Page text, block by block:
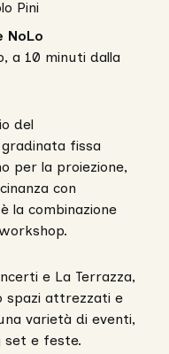
Pini
NoLo
a 10 minuti dalla
del
fissa
per la proiezione,
con
è la combinazione
e La Terrazza,
spazi attrezzati e
varietà di eventi,
set e feste.